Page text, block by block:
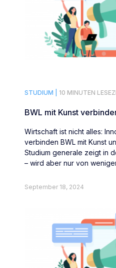
STUDIUM | 10 MINUTEN
BWL mit Kunst
Wirtschaft ist nicht alles:
verbinden BWL mit Kunst
Studium generale zeigt in
– wird aber nur von
zu rechnen ist.
September 18, 2024